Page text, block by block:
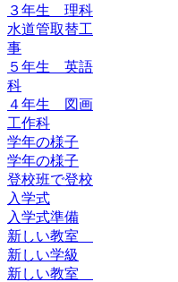
３年生 理科
水道管取替工
事
５年生 英語
科
４年生 図画
工作科
学年の様子
学年の様子
登校班で登校
入学式
入学式準備
新しい教室
新しい学級
新しい教室